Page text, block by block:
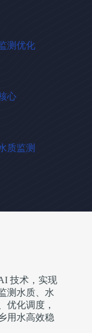
测优化
心
质监测
技术，实现
测水质、水
优化调度，
用水高效稳